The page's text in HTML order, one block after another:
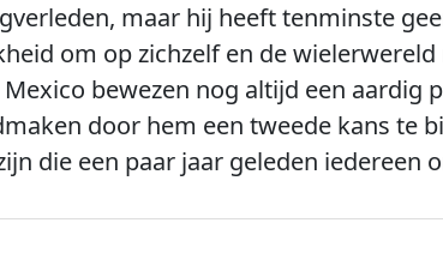
maar hij heeft tenminste
om op zichzelf en de
bewezen nog altijd een aardig
door hem een tweede kans te
die een paar jaar geleden iedereen